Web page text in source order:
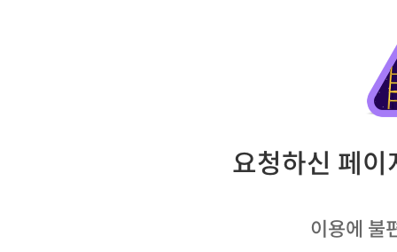
요청하신 페
이용에 불